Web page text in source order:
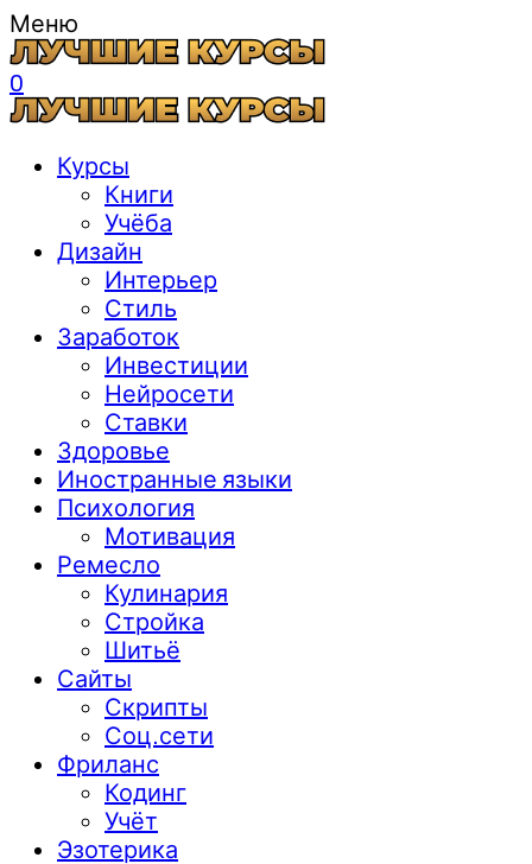
Меню
0
Курсы
Книги
Учёба
Дизайн
Интерьер
Стиль
Заработок
Инвестиции
Нейросети
Ставки
Здоровье
Иностранные языки
Психология
Мотивация
Ремесло
Кулинария
Стройка
Шитьё
Сайты
Скрипты
Соц.сети
Фриланс
Кодинг
Учёт
Эзотерика